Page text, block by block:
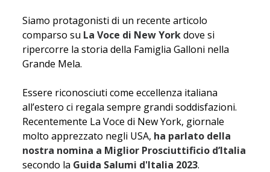
Siamo protagonisti di un recente articolo
comparso su La Voce di New Yorkdove si
ripercorre la storia della Famiglia Galloni nella
Grande Mela.
Essere riconosciuti come eccellenza italiana
all’estero ci regala sempre grandi soddisfazioni.
Recentemente La Voce di New York, giornale
molto apprezzato negli USA, ha parlato della
nostra nomina a Miglior Prosciuttificio d’Italia
secondo la Guida Salumi d'Italia 2023.